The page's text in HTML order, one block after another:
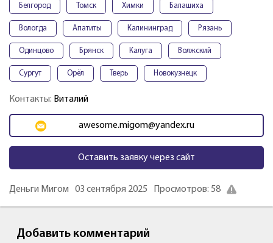
Белгород Томск Химки Балашиха
Вологда Апатиты Калининград Рязань
Одинцово Брянск Калуга Волжский
Сургут Орёл Тверь Новокузнецк
Контакты: Виталий
awesome.migom@yandex.ru
Оставить заявку через сайт
Деньги Мигом 03 сентября 2025 Просмотров: 58
Добавить комментарий